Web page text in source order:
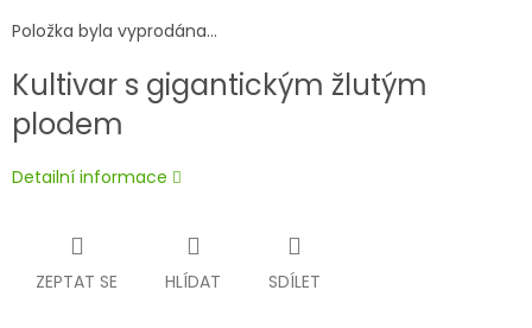
Položka byla vyprodána…
Kultivar s gigantickým žlutým
plodem
Detailní informace
ZEPTAT SE HLÍDAT SDÍLET